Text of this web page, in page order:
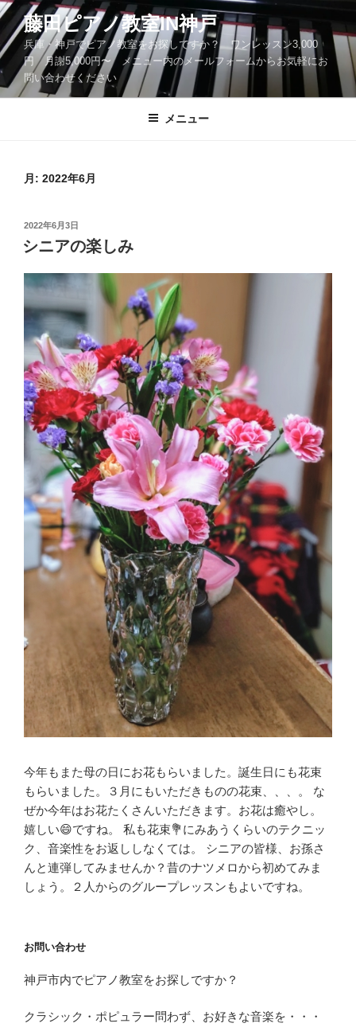
コ
ン
テ
ツ
藤田ピアノ教室IN神戸
兵庫・神戸でピアノ教室をお探しですか？ ワンレッスン3,000
円 月謝5,000円〜 メニュー内のメールフォームからお気軽にお
問い合わせください
メニュー
月: 2022年6月
投
稿
日:
2022年6月3日
シニアの楽しみ
今年もまた母の日にお花もらいました。誕生日にも花束
もらいました。３月にもいただきものの花束、、、。 な
ぜか今年はお花たくさんいただきます。お花は癒やし。
嬉しい😄ですね。 私も花束💐にみあうくらいのテクニッ
ク、音楽性をお返ししなくては。 シニアの皆様、お孫さ
んと連弾してみませんか？昔のナツメロから初めてみま
しょう。２人からのグループレッスンもよいですね。
お問い合わせ
神戸市内でピアノ教室をお探しですか？
クラシック・ポピュラー問わず、お好きな音楽を・・・